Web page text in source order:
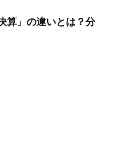
算」の違いとは？分